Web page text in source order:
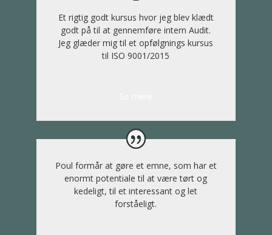
Et rigtig godt kursus hvor jeg blev klædt
godt på til at gennemføre intern Audit.
Jeg glæder mig til et opfølgnings kursus
til ISO 9001/2015
Poul formår at gøre et emne, som har et
enormt potentiale til at være tørt og
kedeligt, til et interessant og let
forståeligt.